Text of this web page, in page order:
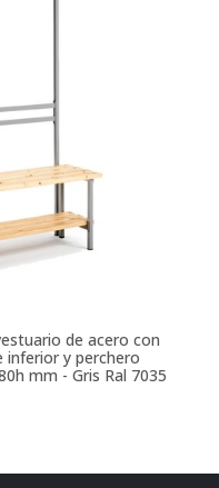
de acero con
y perchero
mm - Gris Ral 7035